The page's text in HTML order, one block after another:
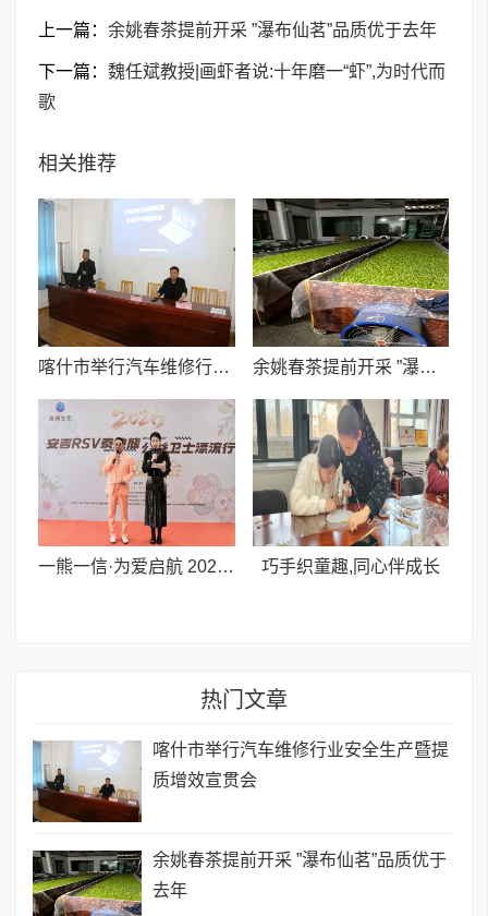
上一篇： 余姚春茶提前开采 ”瀑布仙茗”品质优于去年
下一篇： 魏任斌教授|画虾者说:十年磨一“虾”,为时代而
歌
相关推荐
喀什市举行汽车维修行业安全生产暨提质增效宣贯会 余姚春茶提前开采 ”瀑布仙茗”品质优于去年
一熊一信·为爱启航 2026安吉·RSV泰迪熊公益卫士漂流行正式启动 巧手织童趣,同心伴成长
热门文章
喀什市举行汽车维修行业安全生产暨提
质增效宣贯会
余姚春茶提前开采 ”瀑布仙茗”品质优于
去年